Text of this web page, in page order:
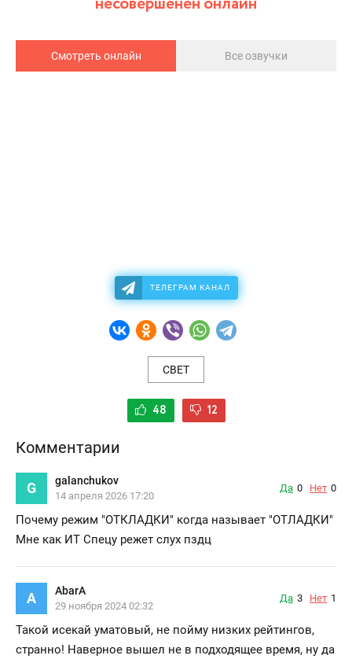
Смотреть онлайн Все озвучки
ТЕЛЕГРАМ КАНАЛ
СВЕТ
48 12
Комментарии
G galanchukov
14 апреля 2026 17:20
Да 0 Нет 0
Почему режим "ОТКЛАДКИ" когда называет "ОТЛАДКИ"
Мне как ИТ Спецу режет слух пздц
A AbarA
29 ноября 2024 02:32
Да 3 Нет 1
Такой исекай уматовый, не пойму низких рейтингов,
странно! Наверное вышел не в подходящее время, ну да